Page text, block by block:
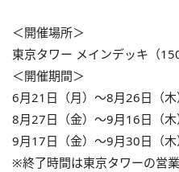
＜開催場所＞
東京タワー メインデッキ（
＜開催期間＞
6月21日（月）～8月26日
8月27日（金）～9月16日
9月17日（金）～9月30日
※終了時間は東京タワーの営業